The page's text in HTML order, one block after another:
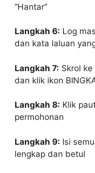
“Hantar”
Langkah 6: Log
dan kata laluan
Langkah 7: Skrol ke
dan klik ikon
Langkah 8: Klik
permohonan
Langkah 9: Isi
lengkap dan betul